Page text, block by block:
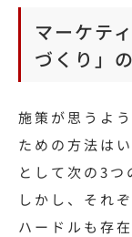
マーケテ
づくり」
施策が思うよ
ための方法は
として次の3つ
しかし、それ
ハードルも存在